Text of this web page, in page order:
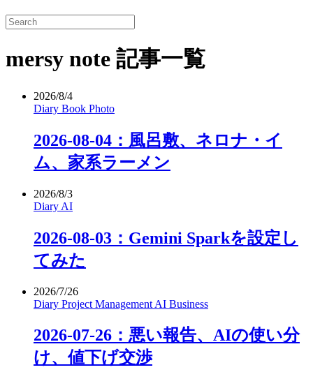
mersy note 記事一覧
2026/8/4
Diary Book Photo
2026-08-04：風呂敷、ネロナ・イ
ム、家系ラーメン
2026/8/3
Diary AI
2026-08-03：Gemini Sparkを設定し
てみた
2026/7/26
Diary Project Management AI Business
2026-07-26：悪い報告、AIの使い分
け、値下げ交渉